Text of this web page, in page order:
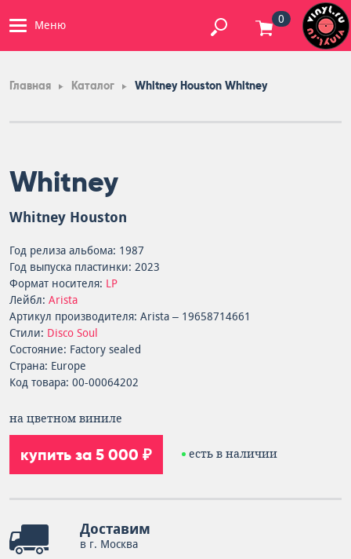
Меню 0
Главная Каталог Whitney Houston Whitney
Whitney
Whitney Houston
Год релиза альбома: 1987
Год выпуска пластинки: 2023
Формат носителя: LP
Лейбл: Arista
Артикул производителя: Arista – 19658714661
Стили: Disco Soul
Состояние: Factory sealed
Страна: Europe
Код товара: 00-00064202
на цветном виниле
купить за 5 000 ₽ есть в наличии
Доставим
в г. Москва